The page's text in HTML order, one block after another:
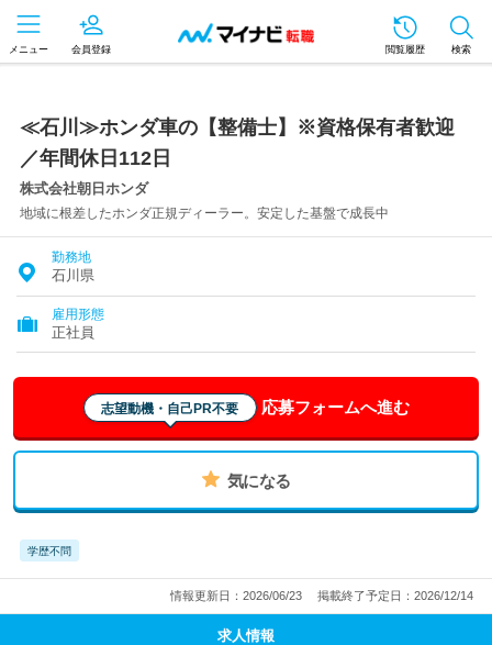
メニュー 会員登録 閲覧履歴 検索
≪石川≫ホンダ車の【整備士】※資格保有者歓迎
／年間休日112日
株式会社朝日ホンダ
地域に根差したホンダ正規ディーラー。安定した基盤で成長中
勤務地
石川県
雇用形態
正社員
志望動機・自己PR不要 応募フォームへ進む
気になる
学歴不問
情報更新日：2026/06/23 掲載終了予定日：2026/12/14
求人情報